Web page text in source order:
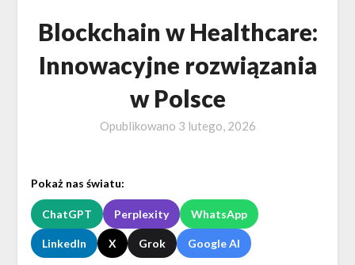
Blockchain w Healthcare:
Innowacyjne rozwiązania
w Polsce
Opublikowano 3 lutego, 2026
Pokaż nas światu:
ChatGPT Perplexity WhatsApp
LinkedIn X Grok Google AI